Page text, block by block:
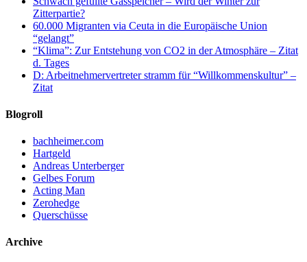
Zitterpartie?
60.000 Migranten via Ceuta in die Europäische Union
“gelangt”
“Klima”: Zur Entstehung von CO2 in der Atmosphäre – Zitat
d. Tages
D: Arbeitnehmervertreter stramm für “Willkommenskultur” –
Zitat
Blogroll
bachheimer.com
Hartgeld
Andreas Unterberger
Gelbes Forum
Acting Man
Zerohedge
Querschüsse
Archive